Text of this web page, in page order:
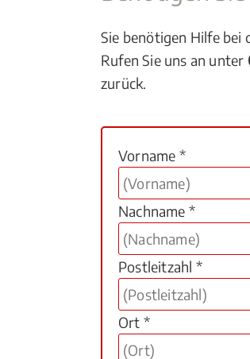
Sie benötigen Hilfe bei
Rufen Sie uns an unter
zurück.
Vorname *
Nachname *
Postleitzahl *
Ort *